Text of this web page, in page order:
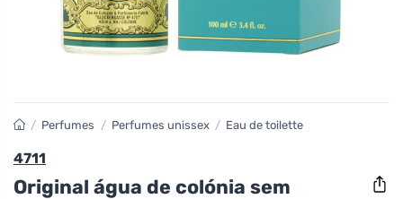
/ Perfumes / Perfumes unissex / Eau de toilette
4711
Original água de colónia sem